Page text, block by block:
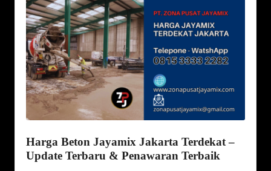
Harga Beton Jayamix Jakarta Terdekat –
Update Terbaru & Penawaran Terbaik